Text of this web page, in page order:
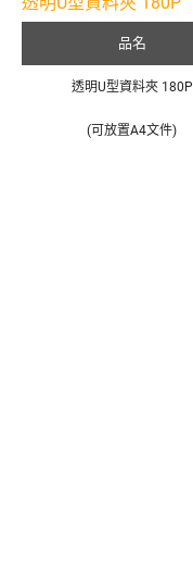
品名
透明U型資料夾 180P
(可放置A4文件)